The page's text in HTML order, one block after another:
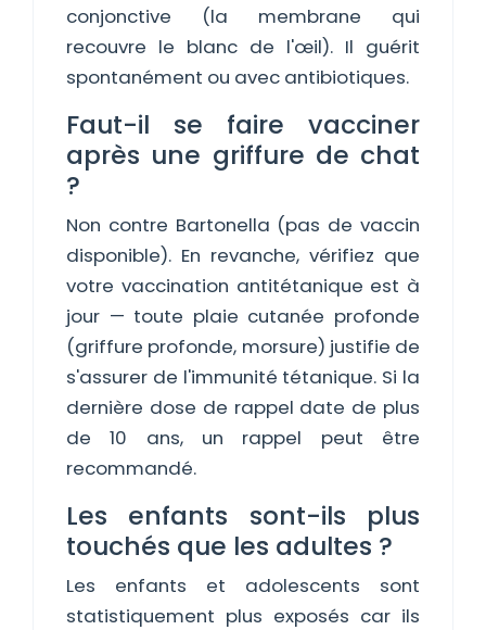
conjonctive (la membrane qui
recouvre le blanc de l'œil). Il guérit
spontanément ou avec antibiotiques.
Faut-il se faire vacciner
après une griffure de chat
?
Non contre Bartonella (pas de vaccin
disponible). En revanche, vérifiez que
votre vaccination antitétanique est à
jour — toute plaie cutanée profonde
(griffure profonde, morsure) justifie de
s'assurer de l'immunité tétanique. Si la
dernière dose de rappel date de plus
de 10 ans, un rappel peut être
recommandé.
Les enfants sont-ils plus
touchés que les adultes ?
Les enfants et adolescents sont
statistiquement plus exposés car ils